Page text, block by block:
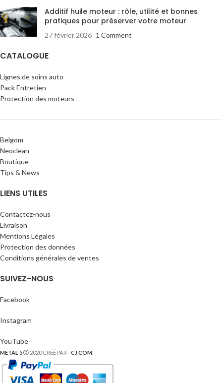
Additif huile moteur : rôle, utilité et bonnes
pratiques pour préserver votre moteur
27 février 2026 1 Comment
CATALOGUE
Lignes de soins auto
Pack Entretien
Protection des moteurs
Belgom
Neoclean
Boutique
Tips & News
LIENS UTILES
Contactez-nous
Livraison
Mentions Légales
Protection des données
Conditions générales de ventes
SUIVEZ-NOUS
Facebook
Instagram
YouTube
METAL 5 2020 CRÉÉ PAR - CJ COM